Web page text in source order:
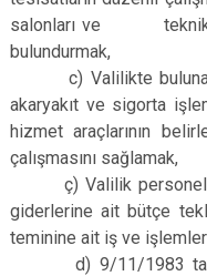
salonları ve teknik
bulundurmak,
c) Valilikte bulunan
akaryakıt ve sigorta
hizmet araçlarının
çalışmasını sağlamak,
ç) Valilik
giderlerine ait bütçe
teminine ait iş ve
d) 9/11/1983 tarihli